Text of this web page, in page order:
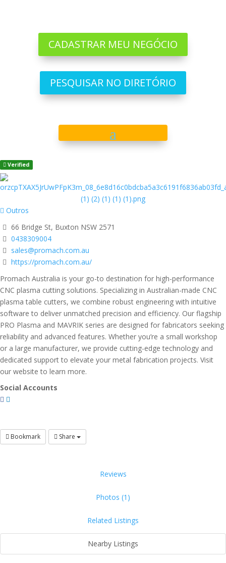
CADASTRAR MEU NEGÓCIO
PESQUISAR NO DIRETÓRIO
Verified
Outros
66 Bridge St, Buxton NSW 2571
0438309004
sales@promach.com.au
https://promach.com.au/
Promach Australia is your go-to destination for high-performance
CNC plasma cutting solutions. Specializing in Australian-made CNC
plasma table cutters, we combine robust engineering with intuitive
software to deliver unmatched precision and efficiency. Our flagship
PRO Plasma and MAVRIK series are designed for fabricators seeking
reliability and advanced features. Whether you’re a small workshop
or a large manufacturer, we provide cutting-edge technology and
dedicated support to elevate your metal fabrication projects. Visit
our website to learn more.
Social Accounts
Bookmark Share
Reviews
Photos (1)
Related Listings
Nearby Listings